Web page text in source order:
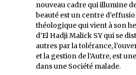
nouveau cadre qui illumine
beauté est un centre
théologique qui vient à son
d’El Hadji Malick SY qui se
autres par la tolérance,
et la gestion de l’Autre, est
dans une Société malade.